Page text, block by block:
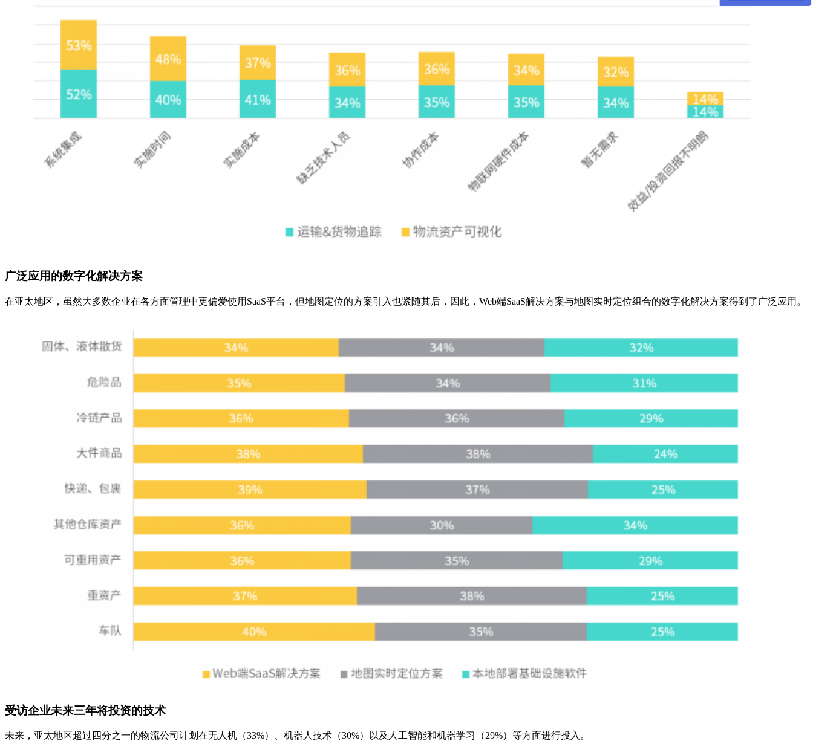
广泛应用的数字化解决方案
在亚太地区，虽然大多数企业在各方面管理中更偏爱使用SaaS平台，但地图定位的方案引入也紧随其后，因此，Web端SaaS解决方案与地图实时定位组合的数字化解决方案得到了广泛应用。
受访企业未来三年将投资的技术
未来，亚太地区超过四分之一的物流公司计划在无人机（33%）、机器人技术（30%）以及人工智能和机器学习（29%）等方面进行投入。